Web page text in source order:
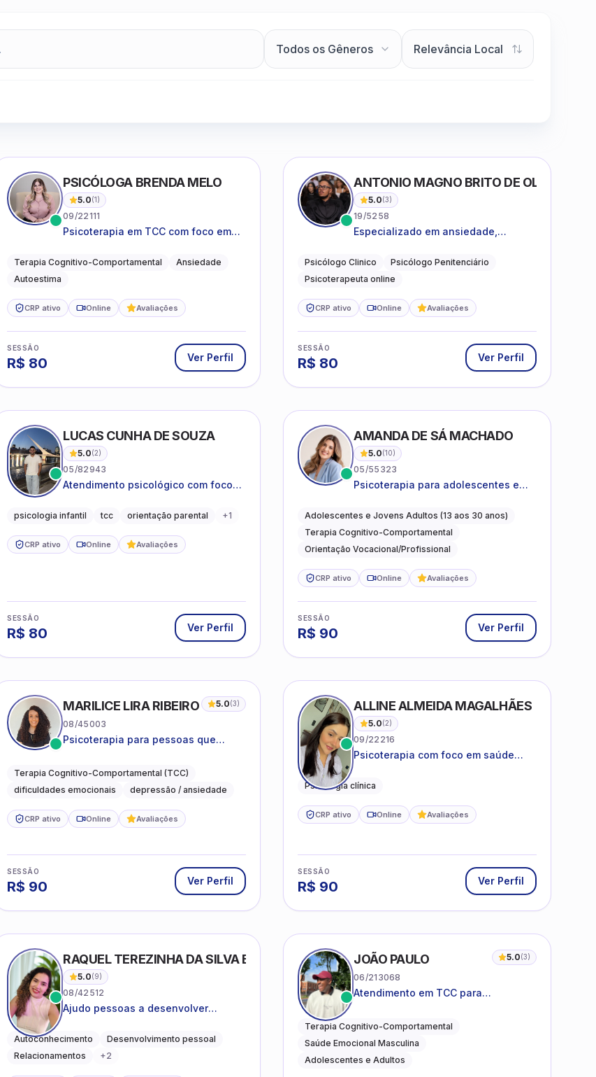
PSICÓLOGA BRENDA MELO
5.0(1)
09/22111
Psicoterapia em TCC com foco em
práticas para o cotidiano
Terapia Cognitivo-Comportamental
Ansiedade
Autoestima
CRP ativo Online Avaliações
SESSÃO
R$ 80 Ver Perfil
ANTONIO MAGNO BRITO DE OLIVEIRA
5.0(3)
19/5258
Especializado em ansiedade,
conflitos familiares e questões
comportamentais.
Psicólogo Clinico
Psicólogo Penitenciário
Psicoterapeuta online
CRP ativo Online Avaliações
SESSÃO
R$ 80 Ver Perfil
LUCAS CUNHA DE SOUZA
5.0(2)
05/82943
Atendimento psicológico com foco
Comportamental (TCC), promovendo
vida.
psicologia infantil tcc orientação parental +1
CRP ativo Online Avaliações
SESSÃO
R$ 80 Ver Perfil
AMANDA DE SÁ MACHADO
5.0(10)
05/55323
Psicoterapia para adolescentes e
ansiedade, autoestima, relações e
orientação profissional
Adolescentes e Jovens Adultos (13 aos 30 anos)
Terapia Cognitivo-Comportamental
Orientação Vocacional/Profissional
CRP ativo Online Avaliações
SESSÃO
R$ 90 Ver Perfil
MARILICE LIRA RIBEIRO 5.0(3)
08/45003
Psicoterapia para pessoas que
lidar com as dificuldades do dia a
dia
Terapia Cognitivo-Comportamental (TCC)
dificuldades emocionais
depressão / ansiedade
CRP ativo Online Avaliações
SESSÃO
R$ 90 Ver Perfil
ALLINE ALMEIDA MAGALHÃES
5.0(2)
09/22216
Psicoterapia com foco em saúde
autoestima para adolescentes e
Psicologia clínica
CRP ativo Online Avaliações
SESSÃO
R$ 90 Ver Perfil
RAQUEL TEREZINHA DA SILVA BIONDI
5.0(9)
08/42512
Ajudo pessoas a desenvolver
saudáveis
Autoconhecimento
Desenvolvimento pessoal
Relacionamentos
+2
JOÃO PAULO 5.0(3)
06/213068
Atendimento em TCC para
desenvolvimento de autonomia
emocional
Terapia Cognitivo-Comportamental
Saúde Emocional Masculina
Adolescentes e Adultos